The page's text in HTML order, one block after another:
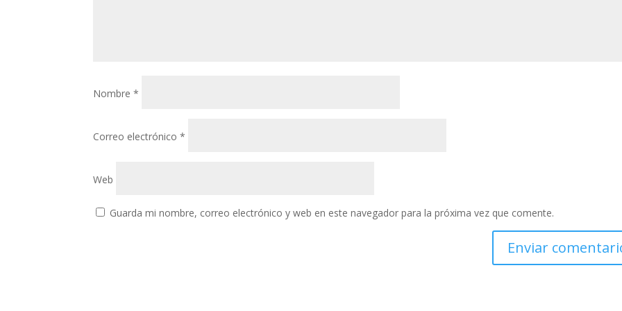
Nombre*
Correo electrónico*
Web
Guarda mi nombre, correo electrónico y web en este navegador para la próxima vez que comente.